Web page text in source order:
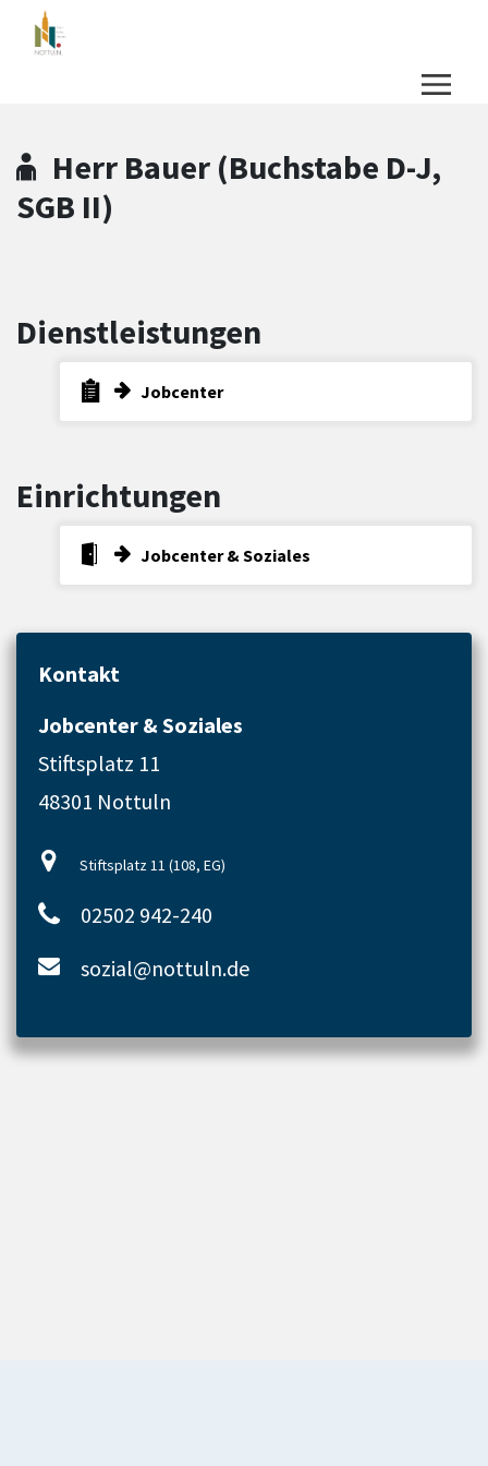
Zum Hauptinhalt springen
Herr Bauer (Buchstabe D-J,
SGB II)
Dienstleistungen
Jobcenter
Einrichtungen
Jobcenter & Soziales
Kontakt
Jobcenter & Soziales
Stiftsplatz 11
48301 Nottuln
Stiftsplatz 11 (108, EG)
02502 942-240
sozial@nottuln.de